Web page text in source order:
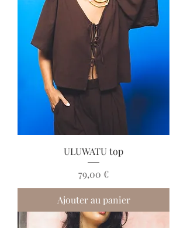
ULUWATU top
Prix
79,00 €
Ajouter au panier